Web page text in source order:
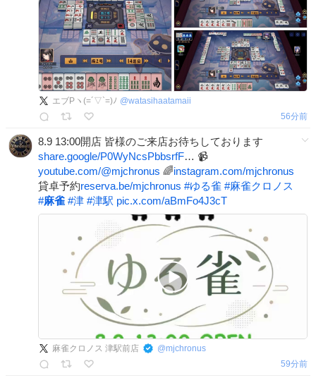
エブPヽ(=´▽`=)ﾉ @watasihaatamaii
56分前
8.9 13:00開店 皆様のご来店お待ちしております
share.google/P0WyNcsPbbsrfF… 📹
youtube.com/@mjchronus 🌈instagram.com/mjchronus
貸卓予約reserva.be/mjchronus #ゆる雀 #麻雀クロノス
#麻雀 #津 #津駅 pic.x.com/aBmFo4J3cT
麻雀クロノス 津駅前店 @mjchronus
59分前